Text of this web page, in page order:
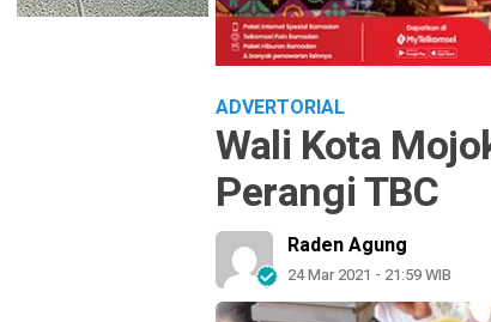
ADVERTORIAL
Wali Kota
Perangi TBC
Raden Agung
24 Mar 2021 - 21:59 WIB